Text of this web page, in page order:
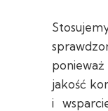
jakość
i